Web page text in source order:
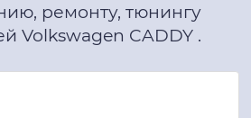
ремонту, тюнингу
Volkswagen CADDY .